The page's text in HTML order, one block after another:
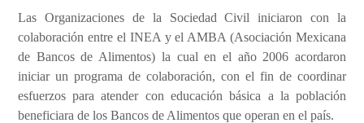
Las Organizaciones de la Sociedad Civil iniciaron con la
colaboración entre el INEA y el AMBA (Asociación Mexicana
de Bancos de Alimentos) la cual en el año 2006 acordaron
iniciar un programa de colaboración, con el fin de coordinar
esfuerzos para atender con educación básica a la población
beneficiara de los Bancos de Alimentos que operan en el país.